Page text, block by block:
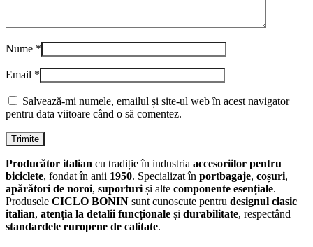
Nume *
Email *
Salvează-mi numele, emailul și site-ul web în acest navigator
pentru data viitoare când o să comentez.
Producător italian cu tradiție în industria accesoriilor pentru
biciclete, fondat în anii 1950. Specializat în portbagaje, coșuri,
apărători de noroi, suporturi și alte componente esențiale.
Produsele CICLO BONIN sunt cunoscute pentru designul clasic
italian, atenția la detalii funcționale și durabilitate, respectând
standardele europene de calitate.